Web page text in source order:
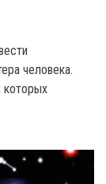
человека.
которых